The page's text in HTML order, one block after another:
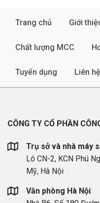
Trang chủ Giới
Chất lượng MCC
Tuyển dụng Liên hệ
CÔNG TY CỔ PHẦN
Trụ sở và nhà máy
Lô CN-2, KCN Phú
Mỹ, Hà Nội
Văn phòng Hà Nội: